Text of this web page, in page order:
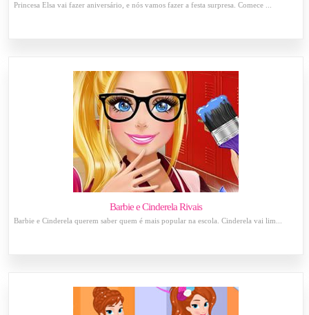
Princesa Elsa vai fazer aniversário, e nós vamos fazer a festa surpresa. Comece ...
Barbie e Cinderela Rivais
Barbie e Cinderela querem saber quem é mais popular na escola. Cinderela vai lim...